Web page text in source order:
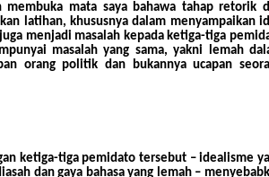
mata saya bahawa tahap retorik
latihan, khususnya dalam menyampaikan
menjadi masalah kepada ketiga-tiga
masalah yang sama, yakni lemah
orang politik dan bukannya ucapan
ketiga-tiga pemidato tersebut – idealisme
dan gaya bahasa yang lemah –